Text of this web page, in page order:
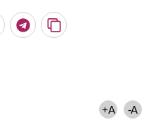
Telegram
Copiar
+A -A